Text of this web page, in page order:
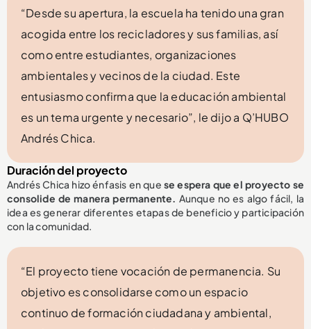
“Desde su apertura, la escuela ha tenido una gran
acogida entre los recicladores y sus familias, así
como entre estudiantes, organizaciones
ambientales y vecinos de la ciudad. Este
entusiasmo confirma que la educación ambiental
es un tema urgente y necesario”, le dijo a Q’HUBO
Andrés Chica.
Duración del proyecto
Andrés Chica hizo énfasis en que se espera que el proyecto se
consolide de manera permanente. Aunque no es algo fácil, la
idea es generar diferentes etapas de beneficio y participación
con la comunidad.
“El proyecto tiene vocación de permanencia. Su
objetivo es consolidarse como un espacio
continuo de formación ciudadana y ambiental,